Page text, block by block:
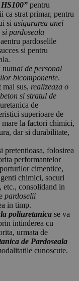
pentru
ca strat primar, pentru
si asigurarea unei
pardoseala
pardoselile
si pentru
numai de personal
bicomponente.
mai sus, realizeaza o
si stratul de
de
superioare de
mare la factori chimici,
dar si durabilitate,
pretentioasa, folosirea
performantelor
cimentice,
chimici, socuri
etc., consolidand in
pardoselii
in timp.
poliuretanica se va
intinderea cu
urmata de
de Pardoseala
cunoscute.